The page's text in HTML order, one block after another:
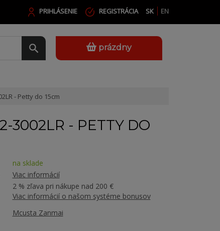
SK EN
PRIHLÁSENIE REGISTRÁCIA
prázdny
- Petty do 15cm
3002LR - PETTY DO
na sklade
Viac informácií
2 % zľava pri nákupe nad 200 €
Viac informácií o našom systéme bonusov
Mcusta Zanmai